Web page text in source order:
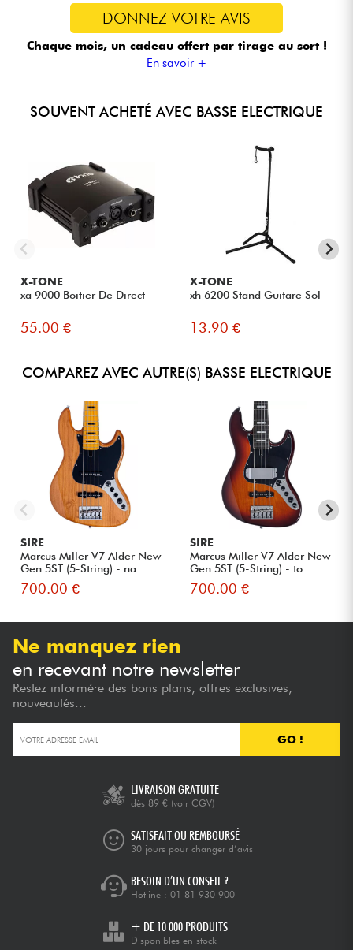
DONNEZ VOTRE AVIS
Chaque mois, un cadeau offert par tirage au sort !
En savoir +
SOUVENT ACHETÉ AVEC BASSE ELECTRIQUE
X-TONE
xa 9000 Boitier De Direct
55.00 €
X-TONE
xh 6200 Stand Guitare Sol
13.90 €
COMPAREZ AVEC AUTRE(S) BASSE ELECTRIQUE
SIRE
Marcus Miller V7 Alder New
Gen 5ST (5-String) - na...
700.00 €
SIRE
Marcus Miller V7 Alder New
Gen 5ST (5-String) - to...
700.00 €
Ne manquez rien
en recevant notre newsletter
Restez informé·e des bons plans, offres exclusives,
nouveautés...
GO !
LIVRAISON GRATUITE
dès 89 € (voir CGV)
SATISFAIT OU REMBOURSÉ
30 jours pour changer d’avis
BESOIN D’UN CONSEIL ?
Hotline : 01 81 930 900
+ DE 10 000 PRODUITS
Disponibles en stock